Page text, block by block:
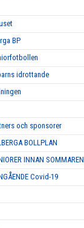
BP
idrottande
och sponsorer
BOLLPLAN
INNAN SOMMAREN
Covid-19